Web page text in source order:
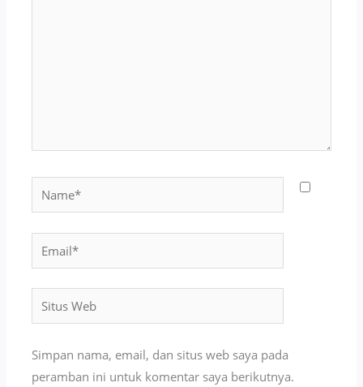
Name*
Situs
Web
Simpan nama, email, dan situs web saya pada
peramban ini untuk komentar saya berikutnya.